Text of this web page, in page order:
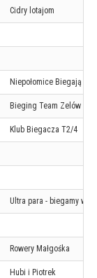
Cidry lotajom
Niepołomice Biegają
Bieging Team Zelów
Klub Biegacza T2/4
Ultra para - biegamy w
Rowery Małgośka
Hubi i Piotrek